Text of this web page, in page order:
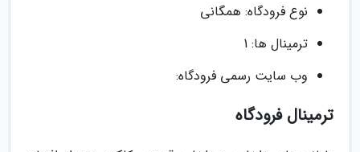
نوع فرودگاه: همگانی
ترمینال ها: 1
وب سایت رسمی فرودگاه:
ترمینال فرودگاه